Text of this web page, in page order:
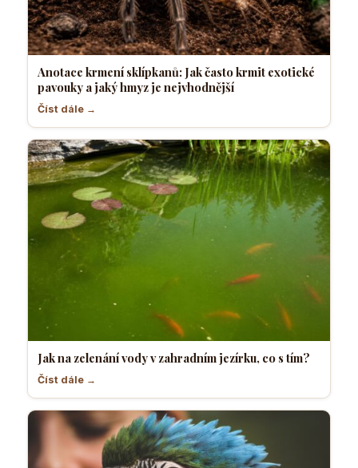
Anotace krmení sklípkanů: Jak často krmit exotické
pavouky a jaký hmyz je nejvhodnější
Číst dále →
Jak na zelenání vody v zahradním jezírku, co s tím?
Číst dále →